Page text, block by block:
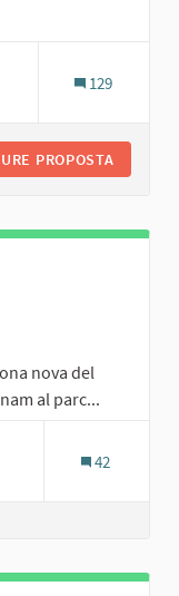
(Tot el municipi )
129
PROPOSTA
nova del
al parc...
42